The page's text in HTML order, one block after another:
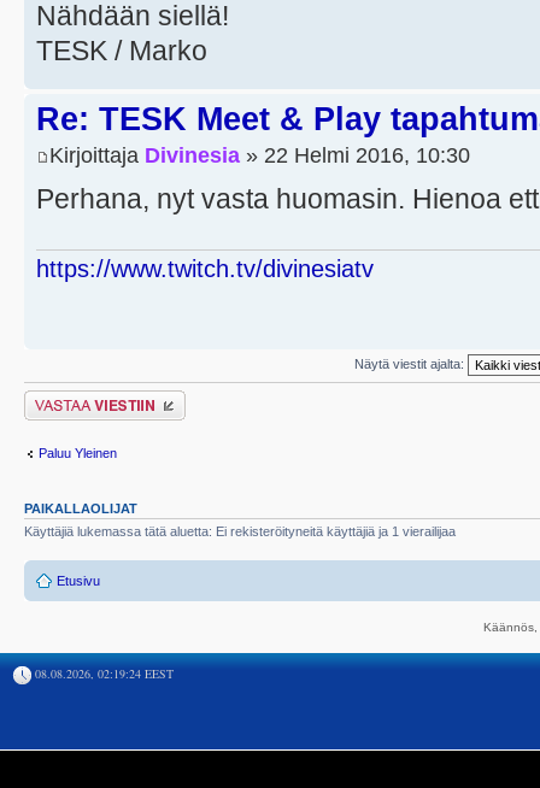
Nähdään siellä!
TESK / Marko
Re: TESK Meet & Play
Kirjoittaja Divinesia » 22 Helmi 2016, 10:30
Perhana, nyt vasta huomasin. Hienoa
https://www.twitch.tv/divinesiatv
Näytä viestit ajalta:
Lähetä vastaus
Paluu Yleinen
PAIKALLAOLIJAT
Käyttäjiä lukemassa tätä aluetta: Ei rekisteröityneitä käyttäjiä ja 1 vierailijaa
Etusivu
08.08.2026, 02:19:24 EEST